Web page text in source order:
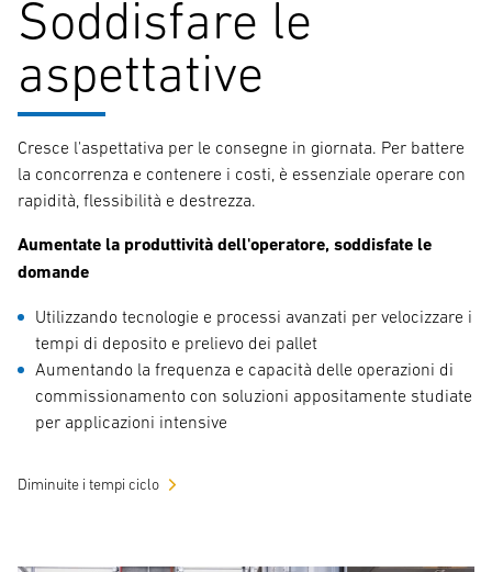
Soddisfare le
aspettative
Cresce l'aspettativa per le consegne in giornata. Per battere
la concorrenza e contenere i costi, è essenziale operare con
rapidità, flessibilità e destrezza.
Aumentate la produttività dell'operatore, soddisfate le
domande
Utilizzando tecnologie e processi avanzati per velocizzare i
tempi di deposito e prelievo dei pallet
Aumentando la frequenza e capacità delle operazioni di
commissionamento con soluzioni appositamente studiate
per applicazioni intensive
Diminuite i tempi ciclo